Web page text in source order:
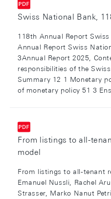
Swiss National Bank,
118th Annual Report
Annual Report Swiss
3Annual Report 2025,
responsibilities of the
Summary 12 1 Monetary
of monetary policy 51 3
From listings to all-
model
From listings to all-tenant
Emanuel Nussli, Rachel
Strasser, Marko Nanut